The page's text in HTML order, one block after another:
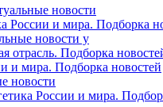
новости
России и мира. Подборка
новости у
отрасль. Подборка
и мира. Подборка новостей
новости
России и мира.